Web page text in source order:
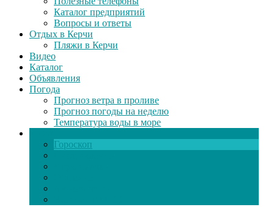
Каталог предприятий
Вопросы и ответы
Отдых в Керчи
Пляжи в Керчи
Видео
Каталог
Объявления
Погода
Прогноз ветра в проливе
Прогноз погоды на неделю
Температура воды в море
Гороскоп